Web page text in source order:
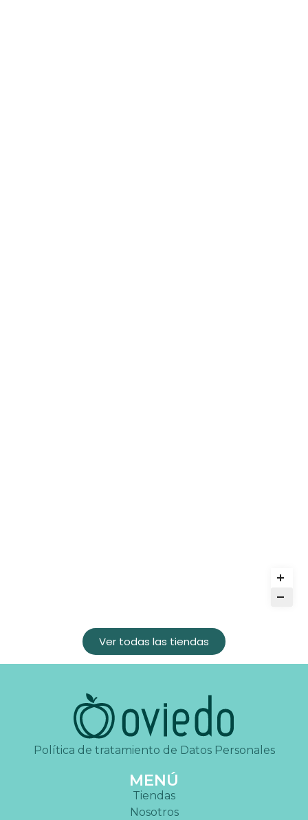
Ver todas las tiendas
Política de tratamiento de Datos Personales
MENÚ
Tiendas
Nosotros